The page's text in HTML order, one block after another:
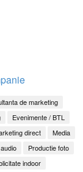
de marketing
Evenimente / BTL
direct
Media
Productie foto
indoor